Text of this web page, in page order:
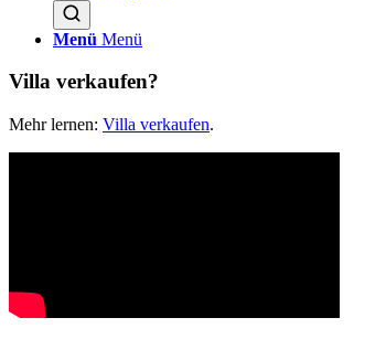
Menü Menü
Villa verkaufen?
Mehr lernen: Villa verkaufen.